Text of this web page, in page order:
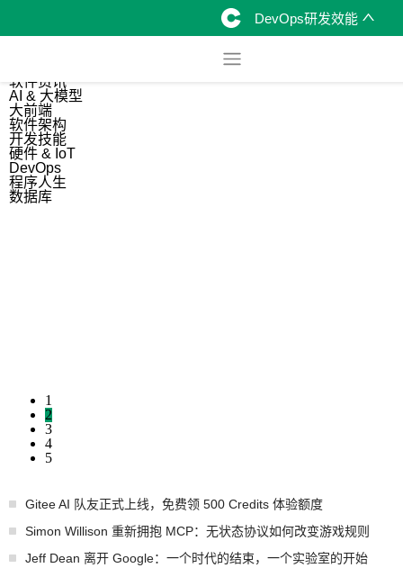
DevOps研发效能
软件资讯
AI & 大模型
大前端
软件架构
开发技能
硬件 & IoT
DevOps
程序人生
数据库
1
2
3
4
5
Gitee AI 队友正式上线，免费领 500 Credits 体验额度
Simon Willison 重新拥抱 MCP：无状态协议如何改变游戏规则
Jeff Dean 离开 Google：一个时代的结束，一个实验室的开始